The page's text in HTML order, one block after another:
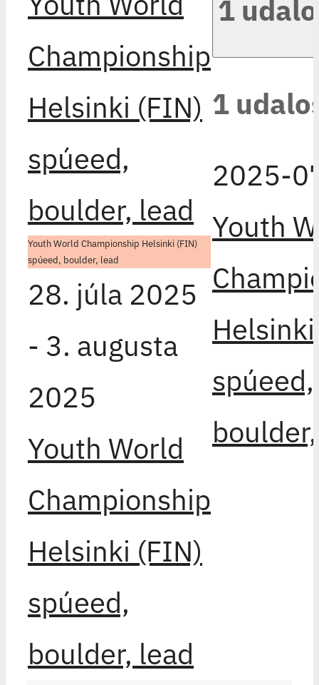
Championship
Helsinki (FIN)
spúeed,
boulder, lead
Youth World Championship Helsinki (FIN)
spúeed, boulder, lead
28. júla 2025
- 3. augusta
2025
Youth World
Championship
Helsinki (FIN)
spúeed,
boulder, lead
1
1
2025-
Youth
spúeed,